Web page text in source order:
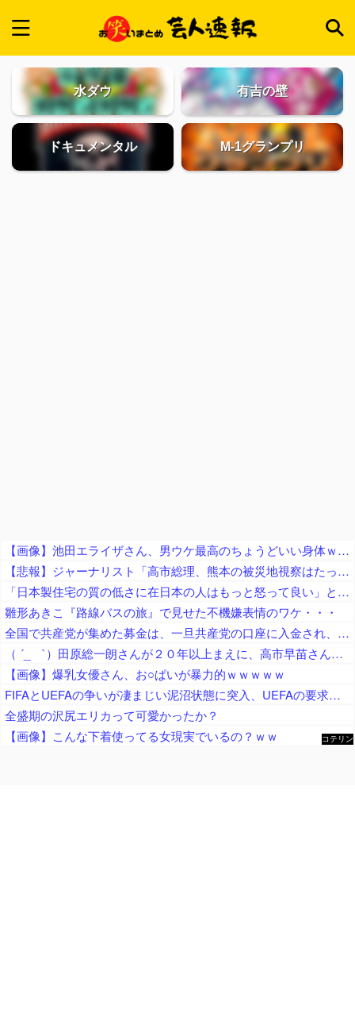
水ダウ 有吉の壁
ドキュメンタル M-1グランプリ
【画像】池田エライザさん、男ウケ最高のちょうどいい身体ｗｗｗｗ
【悲報】ジャーナリスト「高市総理、熊本の被災地視察はたったの3分！」 → ライブ動画で19分超の滞在が発覚 ｗｗｗｗｗｗｗｗｗｗｗｗｗｗｗ
「日本製住宅の質の低さに在日本の人はもっと怒って良い」と在米邦人が御忠告、アメリカ製の家屋なら冷房無しでも快適に過ごせて……
雛形あきこ『路線バスの旅』で見せた不機嫌表情のワケ・・・
全国で共産党が集めた募金は、一旦共産党の口座に入金され、まとめて、被災自治体や団体（農協や漁協など）にも届けられます
（ ´_ゝ`）田原総一朗さんが２０年以上まえに、高市早苗さんを「無知」「幼稚」と痛烈批判したと話題に
【画像】爆乳女優さん、お○ぱいが暴力的ｗｗｗｗｗ
FIFAとUEFAの争いが凄まじい泥沼状態に突入、UEFAの要求を呑んだFIFAだったがUEFA側は強硬姿勢を崩さず……
全盛期の沢尻エリカって可愛かったか？
【画像】こんな下着使ってる女現実でいるの？ｗｗ
コテリン